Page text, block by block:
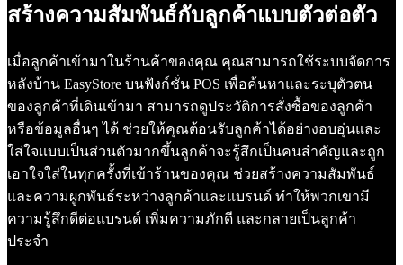
สร้างความสัมพันธ์กับลูกค้าแบบตัวต่อตัว
เมื่อลูกค้าเข้ามาในร้านค้าของคุณ คุณสามารถใช้ระบบจัดการ
หลังบ้าน EasyStore บนฟังก์ชั่น POS เพื่อค้นหาและระบุตัวตน
ของลูกค้าที่เดินเข้ามา สามารถดูประวัติการสั่งซื้อของลูกค้า
หรือข้อมูลอื่นๆ ได้ ช่วยให้คุณต้อนรับลูกค้าได้อย่างอบอุ่นและ
ใส่ใจแบบเป็นส่วนตัวมากขึ้นลูกค้าจะรู้สึกเป็นคนสำคัญและถูก
เอาใจใส่ในทุกครั้งที่เข้าร้านของคุณ ช่วยสร้างความสัมพันธ์
และความผูกพันธ์ระหว่างลูกค้าและแบรนด์ ทำให้พวกเขามี
ความรู้สึกดีต่อแบรนด์ เพิ่มความภักดี และกลายเป็นลูกค้า
ประจำ